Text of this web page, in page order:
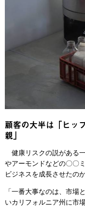
顧客の大半は「ヒッ
親」
健康リスクの説がある
やアーモンドなどの〇〇
ビジネスを成長させたの
「一番大事なのは、市場
いカリフォルニア州に市